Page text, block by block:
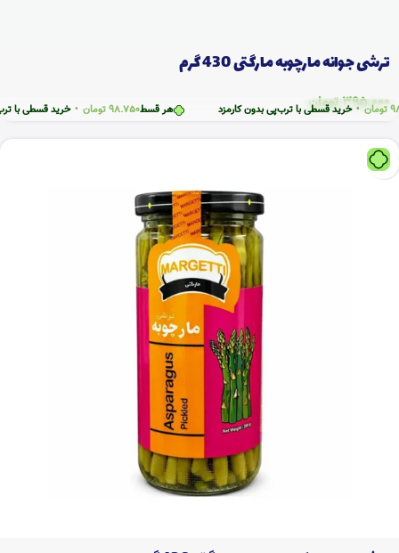
هر قسط98.750تومان • خرید قسطی با ترب‌پی • خرید قسطی با ترب‌پی بدون کارمزد
ترشی جوانه مارچوبه مارگتی 430 گرم
395.000 تومان